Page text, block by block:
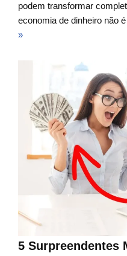
podem transformar
economia de dinheiro não
»
5 Surpreendentes